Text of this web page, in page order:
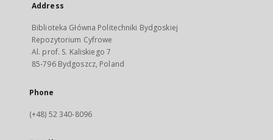
Address
Biblioteka Główna Politechniki Bydgoskiej
Repozytorium Cyfrowe
Al. prof. S. Kaliskiego 7
85-796 Bydgoszcz, Poland
Phone
(+48) 52 340-8096